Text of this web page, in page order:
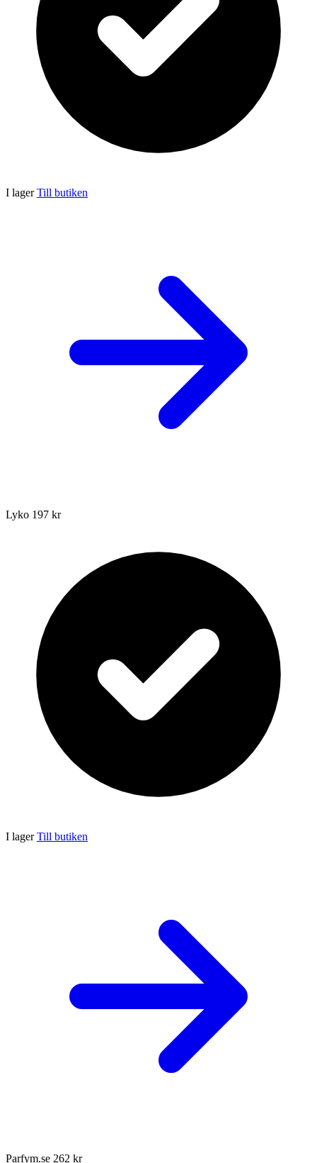
I lagerTill butiken
Lyko 197 kr
I lagerTill butiken
Parfym.se 262 kr